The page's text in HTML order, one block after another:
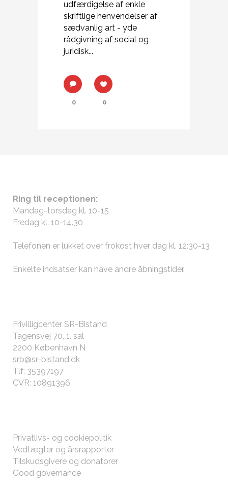
udfærdigelse af enkle
skriftlige henvendelser af
sædvanlig art - yde
rådgivning af social og
juridisk...
0 0
Ring til receptionen:
Mandag-torsdag kl. 10-15
Fredag kl. 10-14.30
Telefonen er lukket over frokost hver dag kl. 12:30-13
Enkelte indsatser kan have andre åbningstider.
Frivilligcenter SR-Bistand
Tagensvej 70, 1. sal
2200 København N
srb@sr-bistand.dk
Tlf: 35397197
CVR: 10891396
Privatlivs- og cookiepolitik
Vedtægter og årsrapporter
Tilskudsgivere og donatorer
Good governance